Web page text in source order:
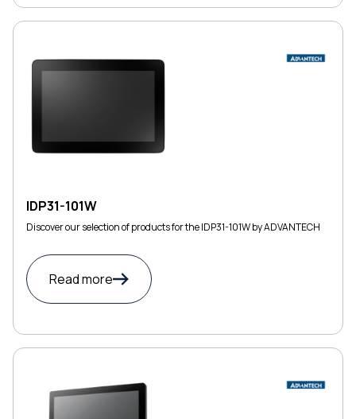
IDP31-101W
Discover our selection of products for the IDP31-101W by ADVANTECH
Read more